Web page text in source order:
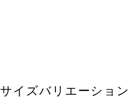
サイズバリエーション